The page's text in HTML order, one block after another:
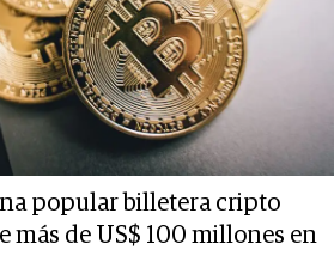
popular billetera cripto
más de US$ 100 millones en